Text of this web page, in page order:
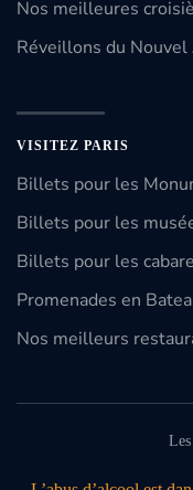
Nos meilleures
Réveillons du Nouvel
VISITEZ PARIS
Billets pour les
Billets pour les
Billets pour les
Promenades en
Nos meilleurs